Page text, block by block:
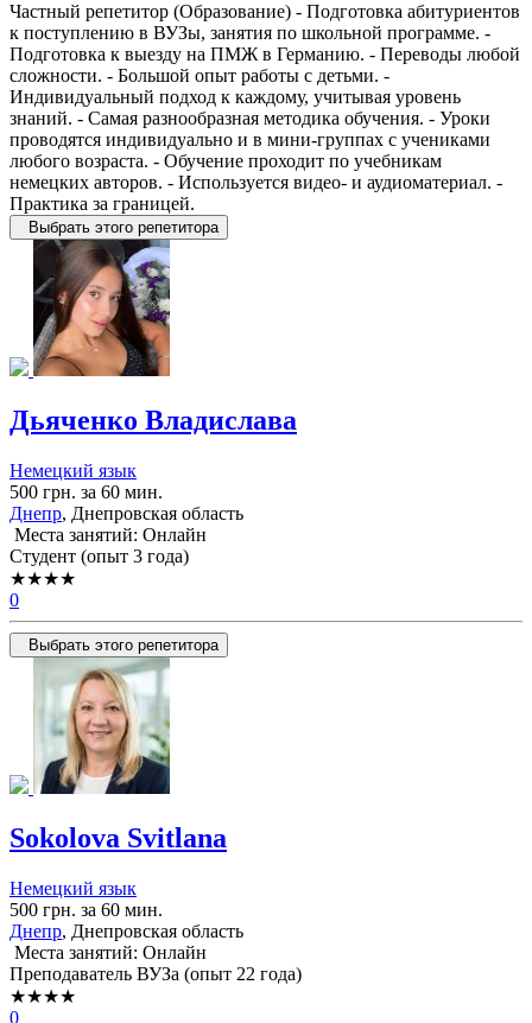
Частный репетитор (Образование) - Подготовка абитуриентов
к поступлению в ВУЗы, занятия по школьной программе. -
Подготовка к выезду на ПМЖ в Германию. - Переводы любой
сложности. - Большой опыт работы с детьми. -
Индивидуальный подход к каждому, учитывая уровень
знаний. - Самая разнообразная методика обучения. - Уроки
проводятся индивидуально и в мини-группах с учениками
любого возраста. - Обучение проходит по учебникам
немецких авторов. - Используется видео- и аудиоматериал. -
Практика за границей.
Выбрать этого репетитора
Дьяченко Владислава
Немецкий язык
500 грн. за 60 мин.
Днепр, Днепровская область
Места занятий: Онлайн
Cтудент (опыт 3 года)
★★★★
0
Выбрать этого репетитора
Sokolova Svitlana
Немецкий язык
500 грн. за 60 мин.
Днепр, Днепровская область
Места занятий: Онлайн
Преподаватель ВУЗа (опыт 22 года)
★★★★
0